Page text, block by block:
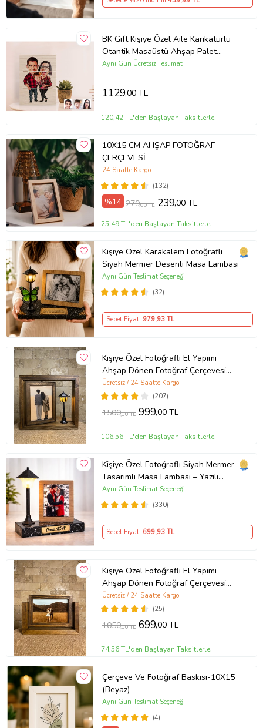
BK Gift Kişiye Özel Aile Karikatürlü
Otantik Masaüstü Ahşap Palet
Çerçeve-2 (Beyaz)
Aynı Gün Ücretsiz Teslimat
1129,00 TL
120,42 TL'den Başlayan Taksitlerle
10X15 CM AHŞAP FOTOĞRAF
ÇERÇEVESİ
(132)
24 Saatte Kargo
%14 279,00 TL 239,00 TL
25,49 TL'den Başlayan Taksitlerle
Kişiye Özel Karakalem Fotoğraflı
Siyah Mermer Desenli Masa Lambası
(32)
Aynı Gün Teslimat Seçeneği
Sepet Fiyatı 979,93 TL
Kişiye Özel Fotoğraflı El Yapımı
Ahşap Dönen Fotoğraf Çerçevesi
Sokak Lambalı Doğum Günü
Hediyesi (Kahverengi)
(207)
Ücretsiz / 24 Saatte Kargo
1500,00 TL 999,00 TL
106,56 TL'den Başlayan Taksitlerle
Kişiye Özel Fotoğraflı Siyah Mermer
Tasarımlı Masa Lambası – Yazılı
Ahşap Çerçeveli LED Gece Lambası
(330)
Aynı Gün Teslimat Seçeneği
Sepet Fiyatı 699,93 TL
Kişiye Özel Fotoğraflı El Yapımı
Ahşap Dönen Fotoğraf Çerçevesi
Doğum Günü Hediyesi
(25)
Ücretsiz / 24 Saatte Kargo
1050,00 TL 699,00 TL
74,56 TL'den Başlayan Taksitlerle
Çerçeve Ve Fotoğraf Baskısı-10X15
(Beyaz)
(4)
Aynı Gün Teslimat Seçeneği